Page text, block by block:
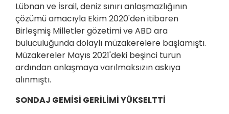
Lübnan ve İsrail, deniz sınırı anlaşmazlığının
çözümü amacıyla Ekim 2020'den itibaren
Birleşmiş Milletler gözetimi ve ABD ara
buluculuğunda dolaylı müzakerelere başlamıştı.
Müzakereler Mayıs 2021'deki beşinci turun
ardından anlaşmaya varılmaksızın askıya
alınmıştı.
SONDAJ GEMİSİ GERİLİMİ YÜKSELTTİ